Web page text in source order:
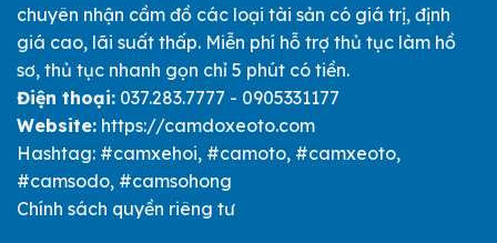
chuyên nhận cầm đồ các loại tài sản có giá trị, định
giá cao, lãi suất thấp. Miễn phí hỗ trợ thủ tục làm hồ
sơ, thủ tục nhanh gọn chỉ 5 phút có tiền.
Điện thoại: 037.283.7777 - 0905331177
Website: https://camdoxeoto.com
Hashtag: #camxehoi, #camoto, #camxeoto,
#camsodo, #camsohong
Chính sách quyền riêng tư